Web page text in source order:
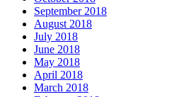
September 2018
August 2018
July 2018
June 2018
May 2018
April 2018
March 2018